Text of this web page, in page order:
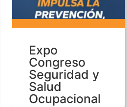
Expo
Congreso
Seguridad y
Salud
Ocupacional